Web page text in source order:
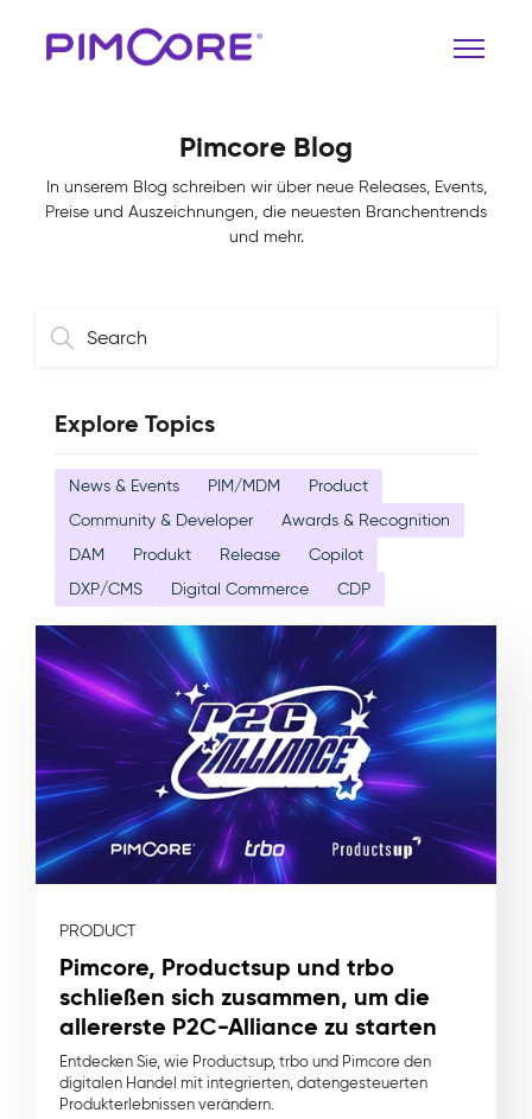
Pimcore Blog
In unserem Blog schreiben wir über neue Releases, Events,
Preise und Auszeichnungen, die neuesten Branchentrends
und mehr.
Explore Topics
News & Events PIM/MDM
Product
Community & Developer
Awards & Recognition
DAM
Produkt Release
Copilot
DXP/CMS
Digital Commerce CDP
PRODUCT
Pimcore, Productsup und trbo
schließen sich zusammen, um die
allererste P2C-Alliance zu starten
Entdecken Sie, wie Productsup, trbo und Pimcore den
digitalen Handel mit integrierten, datengesteuerten
Produkterlebnissen verändern.